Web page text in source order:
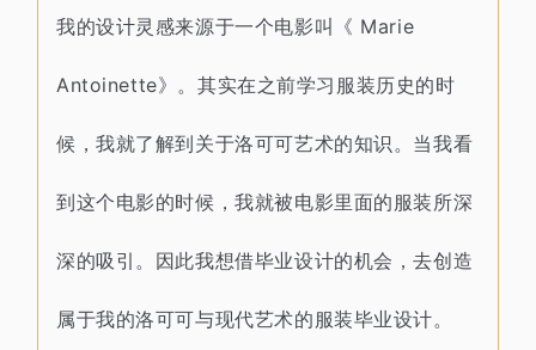
我的设计灵感来源于一个电影叫《 Marie
Antoinette》。 其实在之前学习服装历史的时
候，我就了解到关于洛可可艺术的知识。 当我看
到这个电影的时候，我就被电影里面的服装所深
深的吸引。 因此我想借毕业设计的机会，去创造
属于我的洛可可与现代艺术的服装毕业设计。